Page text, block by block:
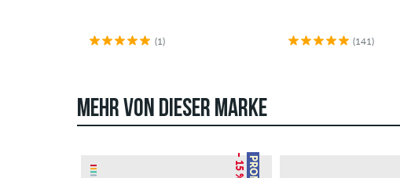
(1) (141)
MEHR VON DIESER MARKE
– 15 %